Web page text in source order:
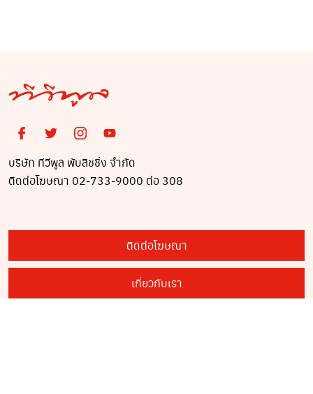
บริษัท ทีวีพูล พับลิชชิ่ง จำกัด
ติดต่อโฆษณา 02-733-9000 ต่อ 308
ติดต่อโฆษณา
เกี่ยวกับเรา